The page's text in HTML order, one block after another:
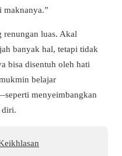
maknanya.”
renungan luas. Akal
banyak hal, tetapi tidak
bisa disentuh oleh hati
belajar
menyeimbangkan
diri.